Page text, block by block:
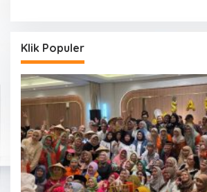
Klik Populer